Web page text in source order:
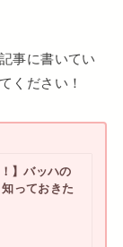
事に書いてい
ください！
】バッハの
っておきた